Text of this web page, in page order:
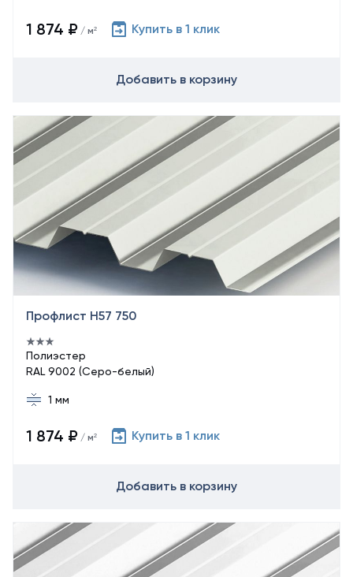
1 874 ₽ / м² Купить в 1 клик
Добавить в корзину
Профлист Н57 750
Полиэстер
RAL 9002 (Серо-белый)
1 мм
1 874 ₽ / м² Купить в 1 клик
Добавить в корзину